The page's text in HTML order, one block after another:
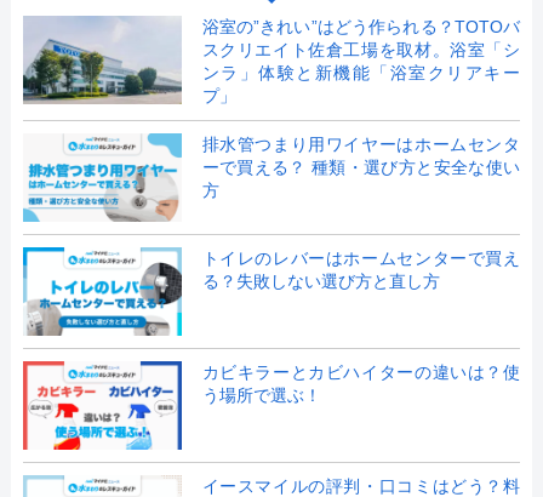
浴室の”きれい”はどう作られる？TOTOバ
スクリエイト佐倉工場を取材。浴室「シ
ンラ」体験と新機能「浴室クリアキー
プ」
排水管つまり用ワイヤーはホームセンタ
ーで買える？ 種類・選び方と安全な使い
方
トイレのレバーはホームセンターで買え
る？失敗しない選び方と直し方
カビキラーとカビハイターの違いは？使
う場所で選ぶ！
イースマイルの評判・口コミはどう？料